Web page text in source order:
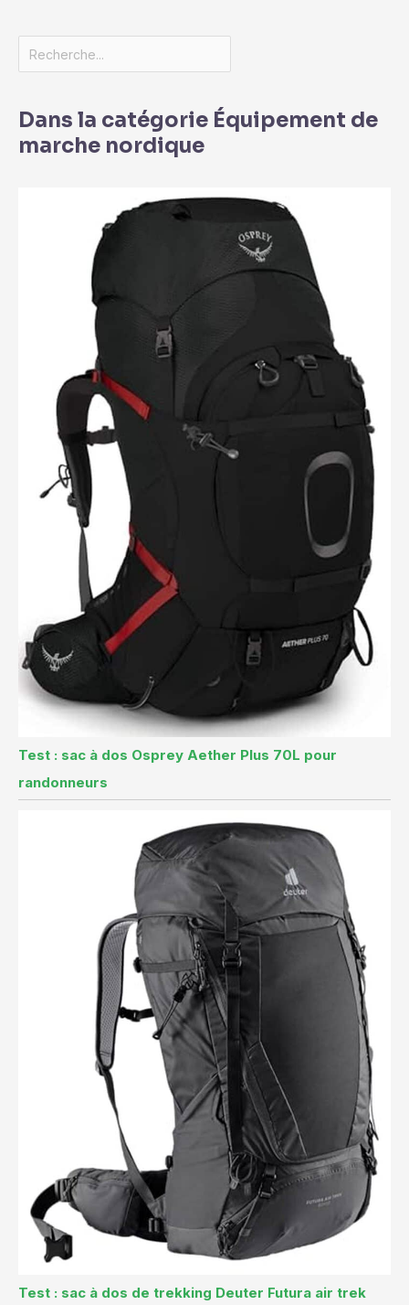
Dans la catégorie Équipement de
marche nordique
Test : sac à dos Osprey Aether Plus 70L pour
randonneurs
Test : sac à dos de trekking Deuter Futura air trek